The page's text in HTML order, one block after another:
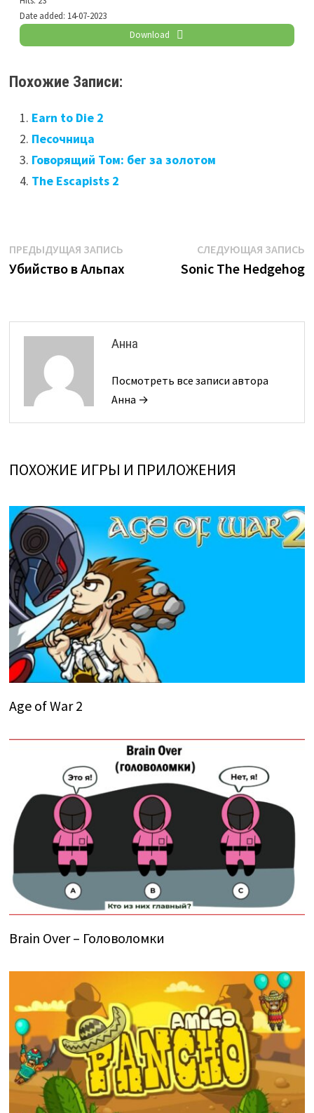
Date added: 14-07-2023
Download
Похожие Записи:
Earn to Die 2
Песочница
Говорящий Том: бег за золотом
The Escapists 2
Навигация
по
ПРЕДЫДУЩАЯ ЗАПИСЬПредыдущая
запись:
Убийство в Альпах
СЛЕДУЮЩАЯ ЗАПИСЬ
Sonic The Hedgehog
Анна
Посмотреть все записи автора
Анна →
ПОХОЖИЕ ИГРЫ И ПРИЛОЖЕНИЯ
Age of War 2
Brain Over – Головоломки